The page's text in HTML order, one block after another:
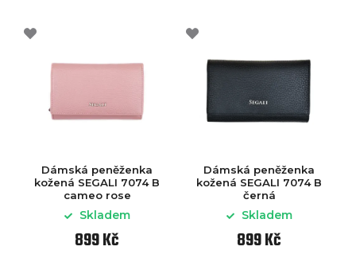
Dámská peněženka
kožená SEGALI 7074 B
cameo rose
Skladem
899 Kč
Dámská peněženka
kožená SEGALI 7074 B
černá
Skladem
899 Kč